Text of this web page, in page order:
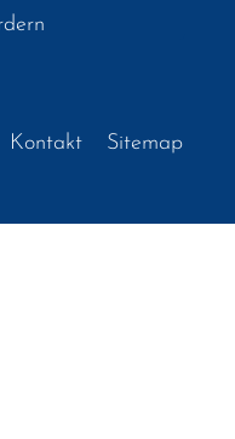
Kontakt Sitemap